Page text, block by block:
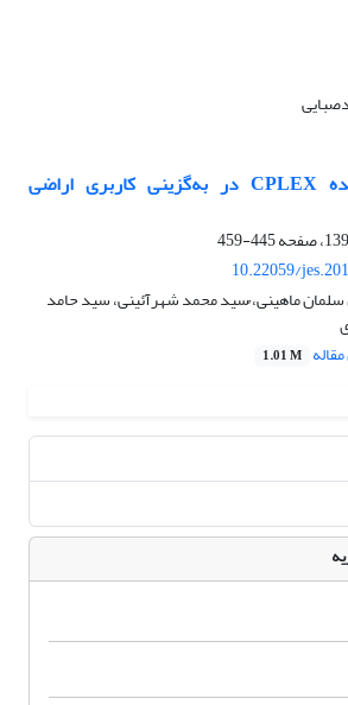
استفاده از حل کننده CPLEX در به‌گزینی کاربری اراضی
445-459
10.22059/
ماهینی، ُسید محمد شهرآئینی، سید حامد
1.01 M